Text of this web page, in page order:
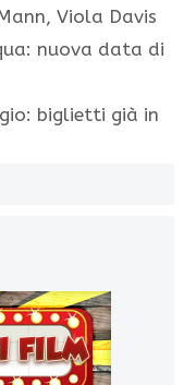
,Viola Davis
nuova data di
biglietti già in